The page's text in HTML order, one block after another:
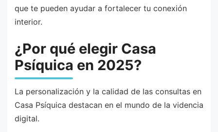
que te pueden ayudar a fortalecer tu conexión
interior.
¿Por qué elegir Casa
Psíquica en 2025?
La personalización y la calidad de las consultas en
Casa Psíquica destacan en el mundo de la videncia
digital.